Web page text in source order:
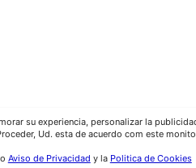
su experiencia, personalizar la
Ud. esta de acuerdo com este
Aviso de Privacidad y la Politica de Cookies